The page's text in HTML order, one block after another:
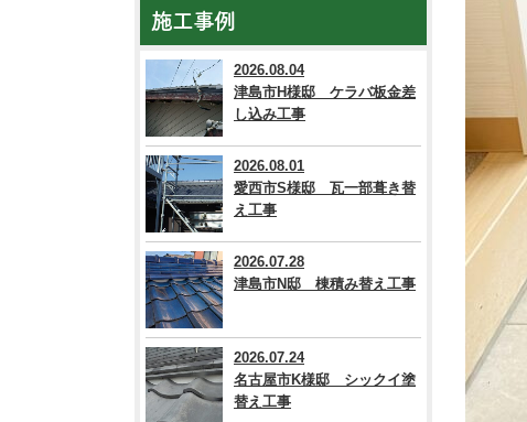
施工事例
2026.08.04
津島市H様邸 ケラバ板金差
し込み工事
2026.08.01
愛西市S様邸 瓦一部葺き替
え工事
2026.07.28
津島市N邸 棟積み替え工事
2026.07.24
名古屋市K様邸 シックイ塗
替え工事